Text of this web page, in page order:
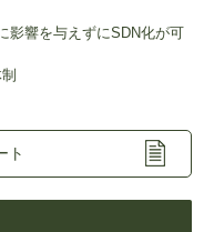
影響を与えずにSDN化が可
ト